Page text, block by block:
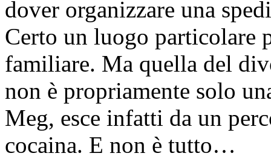
dover organizzare una
Certo un luogo particolare
familiare. Ma quella del
non è propriamente solo
Meg, esce infatti da un
cocaina. E non è tutto…